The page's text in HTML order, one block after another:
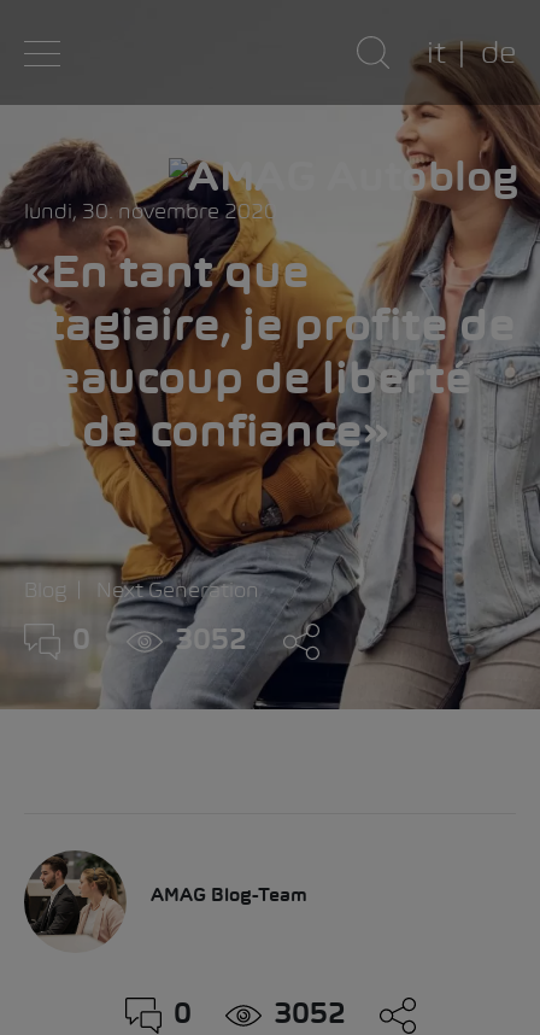
it de
lundi, 30. novembre 2020
«En tant que
stagiaire, je profite de
beaucoup de liberté
et de confiance»
Blog Next Generation
0 3052
AMAG Blog-Team
0 3052